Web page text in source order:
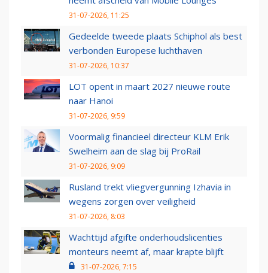
31-07-2026, 11:25
Gedeelde tweede plaats Schiphol als best
verbonden Europese luchthaven
31-07-2026, 10:37
LOT opent in maart 2027 nieuwe route
naar Hanoi
31-07-2026, 9:59
Voormalig financieel directeur KLM Erik
Swelheim aan de slag bij ProRail
31-07-2026, 9:09
Rusland trekt vliegvergunning Izhavia in
wegens zorgen over veiligheid
31-07-2026, 8:03
Wachttijd afgifte onderhoudslicenties
monteurs neemt af, maar krapte blijft
31-07-2026, 7:15